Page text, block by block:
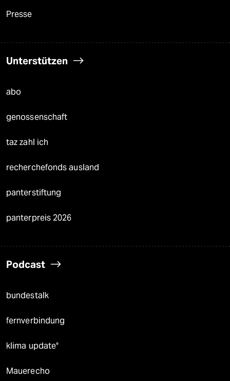
Presse
Unterstützen
abo
genossenschaft
taz zahl ich
recherchefonds ausland
panterstiftung
panterpreis 2026
Podcast
bundestalk
fernverbindung
klima update°
Mauerecho